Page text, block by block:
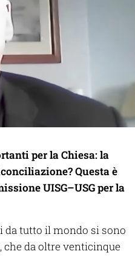
per la Chiesa: la
Questa è
UISG–USG per la
da tutto il mondo si sono
che da oltre venticinque